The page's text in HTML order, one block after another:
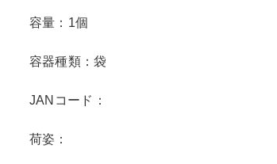
容量：1個
容器種類：袋
JANコード：
荷姿：